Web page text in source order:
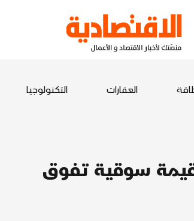
العقارات التكنولوجيا
بقيمة سوقية تفوق